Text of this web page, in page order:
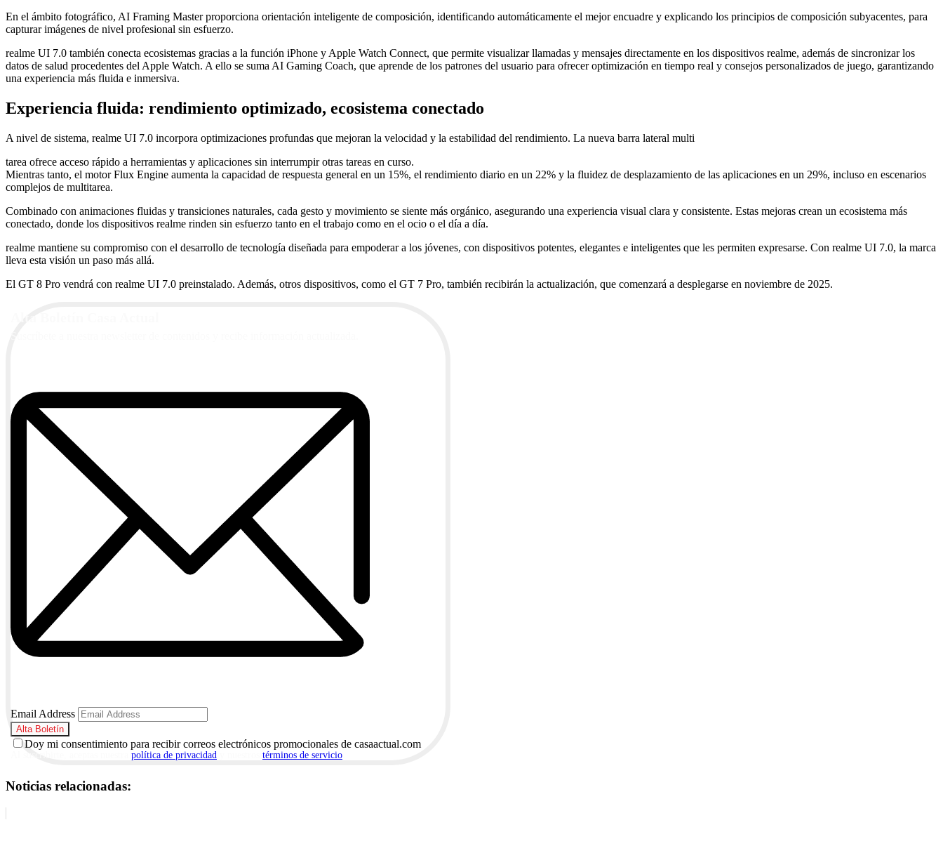
En el ámbito fotográfico, AI Framing Master proporciona orientación inteligente de composición, identificando automáticamente el mejor encuadre y explicando los principios de composición subyacentes, para
capturar imágenes de nivel profesional sin esfuerzo.
realme UI 7.0 también conecta ecosistemas gracias a la función iPhone y Apple Watch Connect, que permite visualizar llamadas y mensajes directamente en los dispositivos realme, además de sincronizar los
datos de salud procedentes del Apple Watch. A ello se suma AI Gaming Coach, que aprende de los patrones del usuario para ofrecer optimización en tiempo real y consejos personalizados de juego, garantizando
una experiencia más fluida e inmersiva.
Experiencia fluida: rendimiento optimizado, ecosistema conectado
A nivel de sistema, realme UI 7.0 incorpora optimizaciones profundas que mejoran la velocidad y la estabilidad del rendimiento. La nueva barra lateral multi
tarea ofrece acceso rápido a herramientas y aplicaciones sin interrumpir otras tareas en curso.
Mientras tanto, el motor Flux Engine aumenta la capacidad de respuesta general en un 15%, el rendimiento diario en un 22% y la fluidez de desplazamiento de las aplicaciones en un 29%, incluso en escenarios
complejos de multitarea.
Combinado con animaciones fluidas y transiciones naturales, cada gesto y movimiento se siente más orgánico, asegurando una experiencia visual clara y consistente. Estas mejoras crean un ecosistema más
conectado, donde los dispositivos realme rinden sin esfuerzo tanto en el trabajo como en el ocio o el día a día.
realme mantiene su compromiso con el desarrollo de tecnología diseñada para empoderar a los jóvenes, con dispositivos potentes, elegantes e inteligentes que les permiten expresarse. Con realme UI 7.0, la marca
lleva esta visión un paso más allá.
El GT 8 Pro vendrá con realme UI 7.0 preinstalado. Además, otros dispositivos, como el GT 7 Pro, también recibirán la actualización, que comenzará a desplegarse en noviembre de 2025.
Email Address
Doy mi consentimiento para recibir correos electrónicos promocionales de casaactual.com
política de privacidad términos de servicio
Noticias relacionadas: